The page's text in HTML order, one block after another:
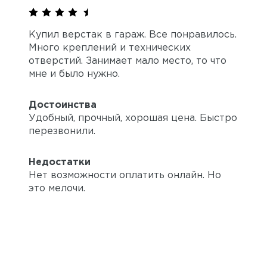
Купил верстак в гараж. Все понравилось.
Много креплений и технических
отверстий. Занимает мало место, то что
мне и было нужно.
Достоинства
Удобный, прочный, хорошая цена. Быстро
перезвонили.
Недостатки
Нет возможности оплатить онлайн. Но
это мелочи.